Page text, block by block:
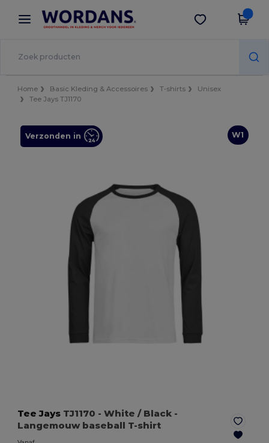
× Wordans-app
Betere prijzen in de app!
Download app
Home Basic Kleding & Accessoires T-shirts
Unisex
Tee Jays TJ1170
W1
Verzonden in
Tee Jays TJ1170 - White / Black -
Langemouw baseball T-shirt